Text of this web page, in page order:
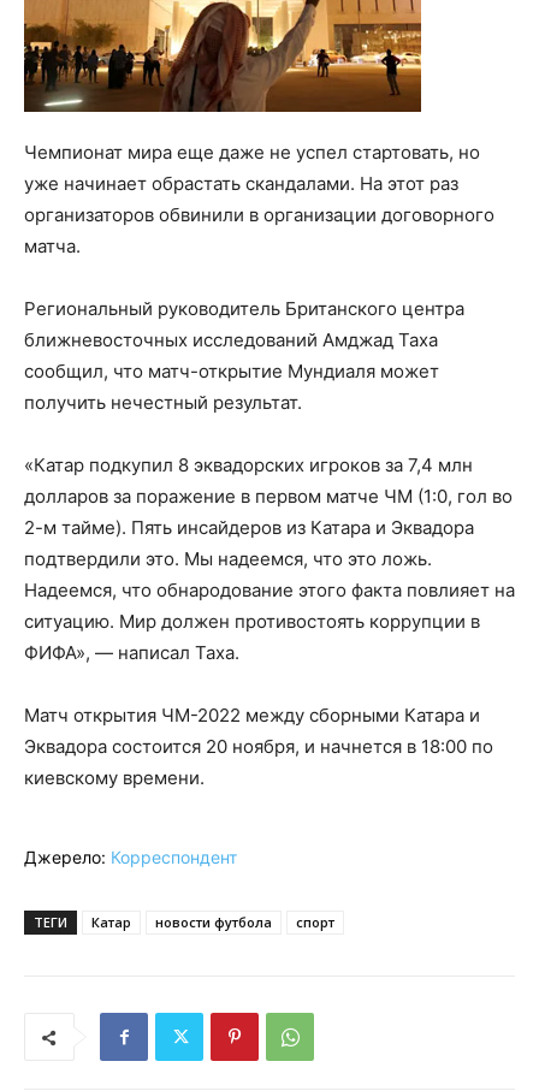
Чемпионат мира еще даже не успел стартовать, но
уже начинает обрастать скандалами. На этот раз
организаторов обвинили в организации договорного
матча.
Региональный руководитель Британского центра
ближневосточных исследований Амджад Таха
сообщил, что матч-открытие Мундиаля может
получить нечестный результат.
«Катар подкупил 8 эквадорских игроков за 7,4 млн
долларов за поражение в первом матче ЧМ (1:0, гол во
2-м тайме). Пять инсайдеров из Катара и Эквадора
подтвердили это. Мы надеемся, что это ложь.
Надеемся, что обнародование этого факта повлияет на
ситуацию. Мир должен противостоять коррупции в
ФИФА», — написал Таха.
Матч открытия ЧМ-2022 между сборными Катара и
Эквадора состоится 20 ноября, и начнется в 18:00 по
киевскому времени.
Джерело: Корреспондент
ТЕГИ Катар новости футбола спорт